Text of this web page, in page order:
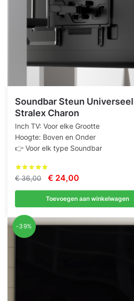
Soundbar Steun Universeel |
Stralex Charon
Inch TV: Voor elke Grootte
Hoogte: Boven en Onder
👉 Voor elk type Soundbar
€36,00
Oorspronkelijke
prijs
was:
€ 24,00
prijs
is:
Toevoegen aan winkelwagen
-39%